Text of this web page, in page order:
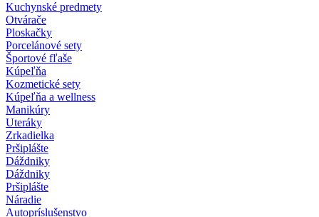
Kuchynské predmety
Otvárače
Ploskačky
Porcelánové sety
Športové fľaše
Kúpeľňa
Kozmetické sety
Kúpeľňa a wellness
Manikúry
Uteráky
Zrkadielka
Pršiplášte
Dáždniky
Dáždniky
Pršiplášte
Náradie
Autopríslušenstvo